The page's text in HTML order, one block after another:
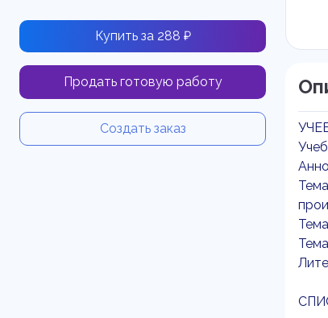
Купить за 288 ₽
Продать готовую работу
Создать заказ